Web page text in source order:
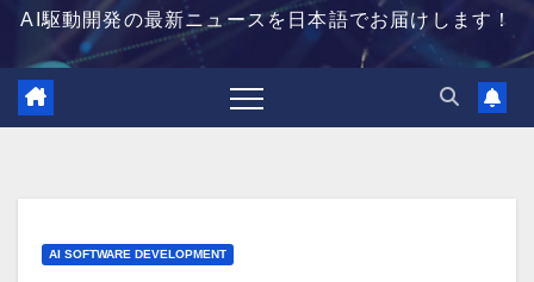
AI駆動開発の最新ニュースを日本語でお届けします！
AI SOFTWARE DEVELOPMENT